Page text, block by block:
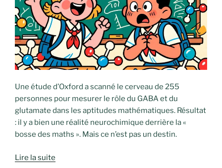
Une étude d’Oxford a scanné le cerveau de 255
personnes pour mesurer le rôle du GABA et du
glutamate dans les aptitudes mathématiques. Résultat
: il y a bien une réalité neurochimique derrière la «
bosse des maths ». Mais ce n’est pas un destin.
Lire la suite